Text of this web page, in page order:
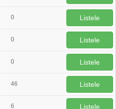
0 Listele
0 Listele
0 Listele
46 Listele
6 Listele